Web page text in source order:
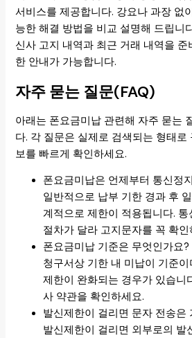
서비스를 제공합니다. 강요나 과장 없
능한 해결 방법을 비교 설명해 드립니
신사 고지 내역과 최근 거래 내역을
한 안내가 가능합니다.
자주 묻는 질문(FAQ)
아래는 폰요금미납 관련해 자주 묻는
다. 각 질문은 실제로 검색되는 형태로
보를 빠르게 확인하세요.
폰요금미납은 언제부터 통신정
일반적으로 납부 기한 경과 후
계적으로 제한이 적용됩니다.
절차가 달라 고지문자를 꼭 확인
폰요금미납 기준은 무엇인가요?
청구서상 기한 내 미납이 기준
제한이 완화되는 경우가 있습니
사 약관을 확인하세요.
발신제한이 걸리면 문자 전송은
발신제한이 걸리면 외부로의 발